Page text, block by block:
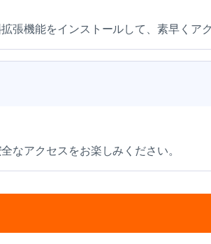
張機能をインストールして、素早くアク
なアクセスをお楽しみください。